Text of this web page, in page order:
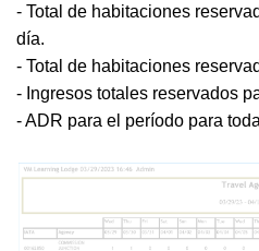
- Total de habitaciones
día.
- Total de habitaciones
- Ingresos totales reservados
- ADR para el período para